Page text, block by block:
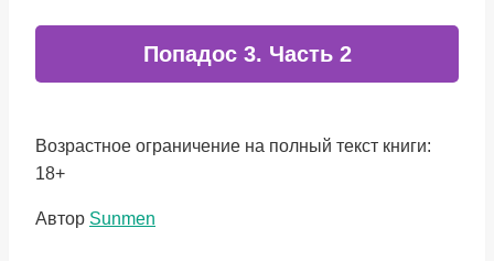
Попадос 3. Часть 2
Возрастное ограничение на полный текст книги:
18+
Метки
Автор Sunmen